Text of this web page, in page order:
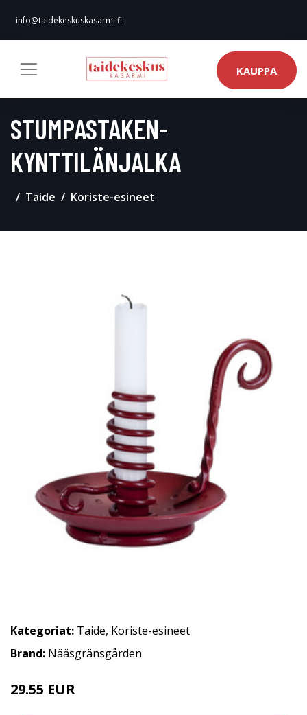
info@taidekeskuskasarmi.fi
KAUPPA
STUMPASTAKEN-
KYNTTILÄNJALKA
Taide Koriste-esineet
Kategoriat: Taide, Koriste-esineet
Brand: Nääsgränsgården
29.55 EUR